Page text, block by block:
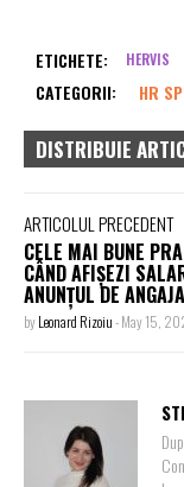
ETICHETE: HERVIS
CATEGORII: HR
DISTRIBUIE
ARTICOLUL PRECEDENT
CELE MAI BUNE
CÂND AFIȘEZI
ANUNȚUL DE
byLeonard Rizoiu-May 15,